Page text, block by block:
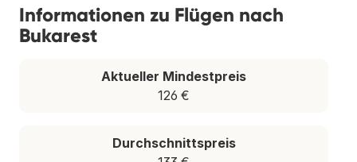
Informationen zu Flügen nach
Bukarest
Aktueller Mindestpreis
126 €
Durchschnittspreis